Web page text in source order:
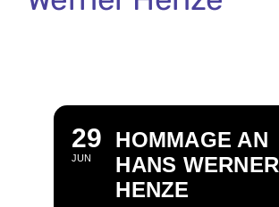
29
JUN
HOMMAGE AN
HANS WERNER
HENZE